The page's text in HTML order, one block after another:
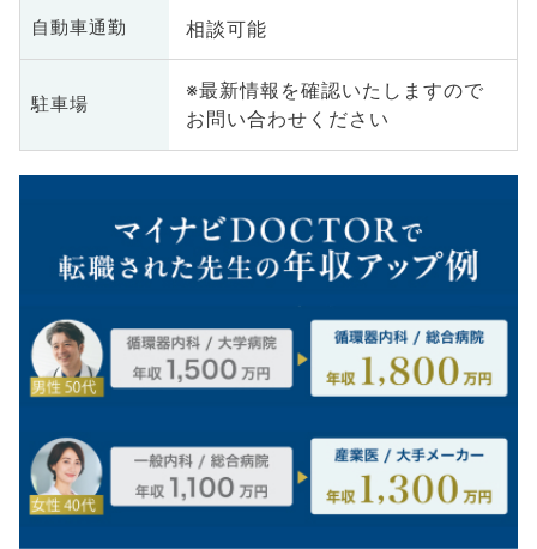
自動車通勤 相談可能
駐車場
※最新情報を確認いたしますので
お問い合わせください